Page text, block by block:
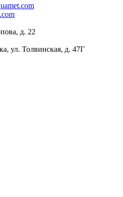
д. 22
ул. Толвинская, д. 47Г